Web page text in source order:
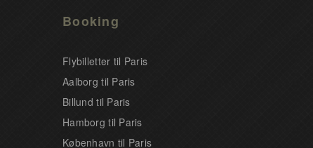
Booking
Flybilletter til Paris
Aalborg til Paris
Billund til Paris
Hamborg til Paris
København til Paris